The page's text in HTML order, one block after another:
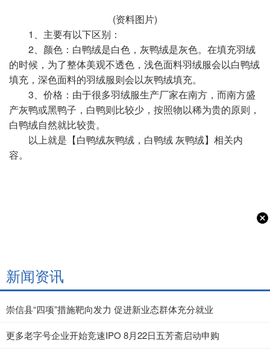
(资料图片)
1、主要有以下区别：
2、颜色：白鸭绒是白色，灰鸭绒是灰色。在填充羽绒
的时候，为了整体美观不透色，浅色面料羽绒服会以白鸭绒
填充，深色面料的羽绒服则会以灰鸭绒填充。
3、价格：由于很多羽绒服生产厂家在南方，而南方盛
产灰鸭或黑鸭子，白鸭则比较少，按照物以稀为贵的原则，
白鸭绒自然就比较贵。
以上就是【白鸭绒灰鸭绒，白鸭绒 灰鸭绒】相关内
容。
新闻资讯
崇信县“四项”措施靶向发力 促进新业态群体充分就业
更多老字号企业开始竞速IPO 8月22日五芳斋启动申购